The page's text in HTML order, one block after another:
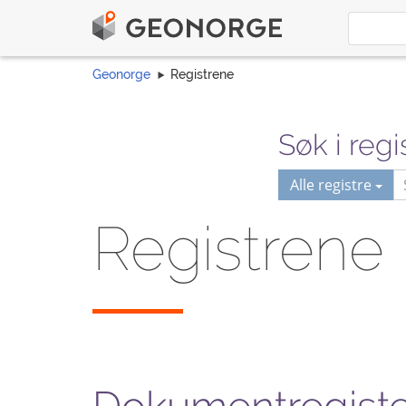
Geonorge Registrene
Søk i
Alle registre
Registrene